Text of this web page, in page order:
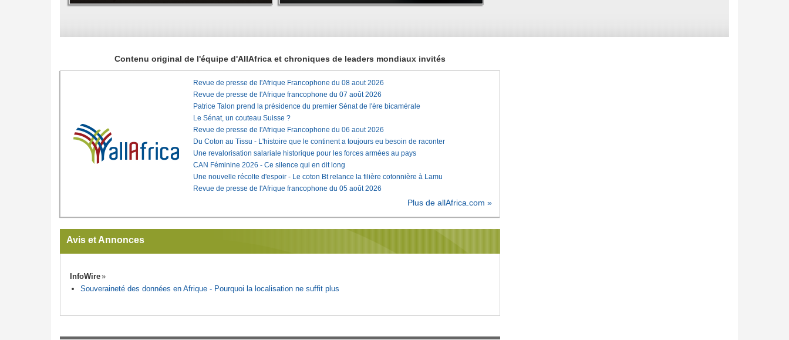
Contenu original de l'équipe d'AllAfrica et chroniques de leaders mondiaux invités
Revue de presse de l'Afrique Francophone du 08 aout 2026
Revue de presse de l'Afrique francophone du 07 août 2026
Patrice Talon prend la présidence du premier Sénat de l'ère bicamérale
Le Sénat, un couteau Suisse ?
Revue de presse de l'Afrique Francophone du 06 aout 2026
Du Coton au Tissu - L'histoire que le continent a toujours eu besoin de raconter
Une revalorisation salariale historique pour les forces armées au pays
CAN Féminine 2026 - Ce silence qui en dit long
Une nouvelle récolte d'espoir - Le coton Bt relance la filière cotonnière à Lamu
Revue de presse de l'Afrique francophone du 05 août 2026
Plus de allAfrica.com »
Avis et Annonces
InfoWire
Souveraineté des données en Afrique - Pourquoi la localisation ne suffit plus